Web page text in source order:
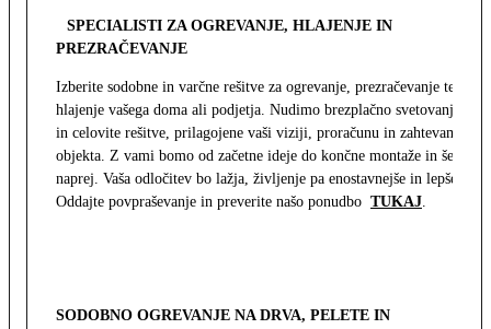
SPECIALISTI ZA OGREVANJE, HLAJENJE IN
PREZRAČEVANJE
Izberite sodobne in varčne rešitve za ogrevanje, prezračevanje ter
hlajenje vašega doma ali podjetja. Nudimo brezplačno svetovanje
in celovite rešitve, prilagojene vaši viziji, proračunu in zahtevam
objekta. Z vami bomo od začetne ideje do končne montaže in še
naprej. Vaša odločitev bo lažja, življenje pa enostavnejše in lepše.
Oddajte povpraševanje in preverite našo ponudbo TUKAJ.
SODOBNO OGREVANJE NA DRVA, PELETE IN